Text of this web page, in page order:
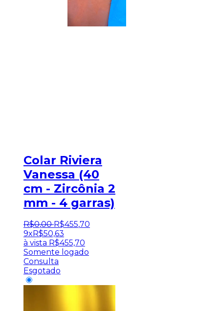
Colar Riviera
Vanessa (40
cm - Zircônia 2
mm - 4 garras)
R$0,00 R$455,70
9xR$50,63
à vista R$455,70
Somente logado
Consulta
Esgotado